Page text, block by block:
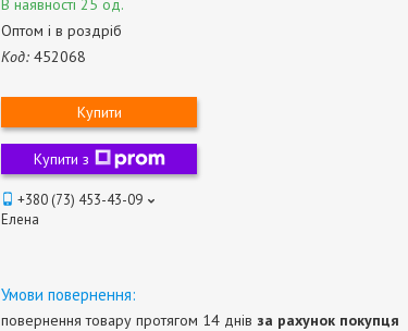
В наявності 25 од.
Оптом і в роздріб
Код: 452068
Купити
Купити з
+380 (73) 453-43-09
Елена
повернення товару протягом 14 днів за рахунок покупця